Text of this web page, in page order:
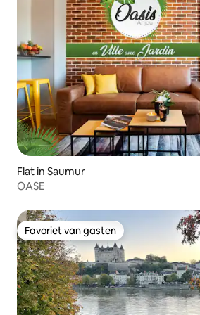
Flat in Saumur
OASE
Favoriet van gasten
Favoriet van gasten